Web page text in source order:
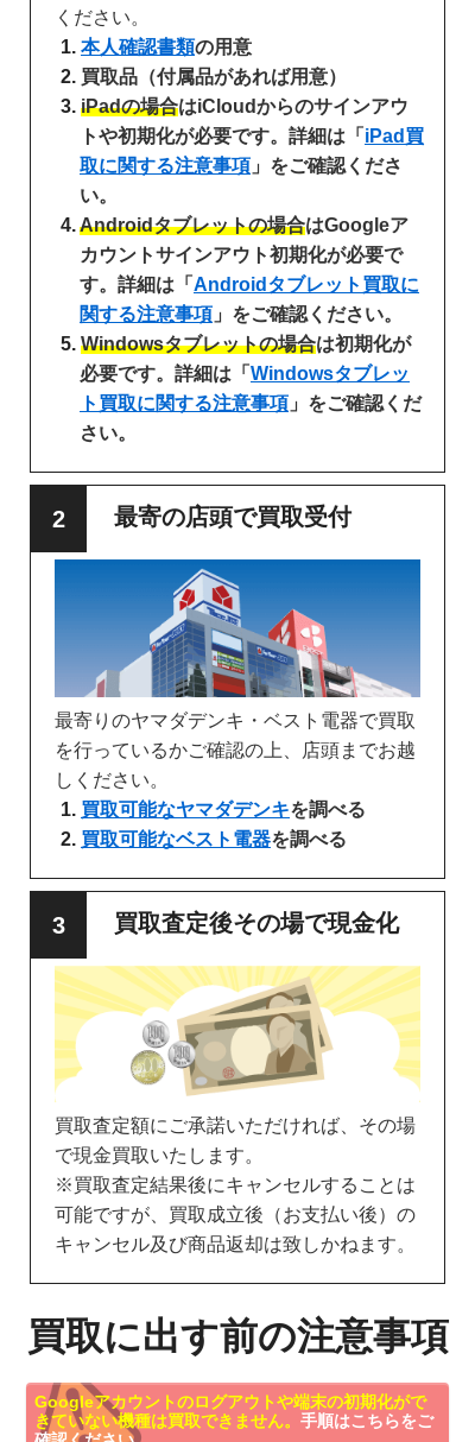
ください。
本人確認書類の用意
買取品（付属品があれば用意）
iPadの場合はiCloudからのサインアウ
トや初期化が必要です。詳細は「 iPad買
取に関する注意事項 」をご確認くださ
い。
Androidタブレットの場合はGoogleア
カウントサインアウト初期化が必要で
す。詳細は「 Androidタブレット買取に
関する注意事項 」をご確認ください。
Windowsタブレットの場合は初期化が
必要です。詳細は「 Windowsタブレッ
ト買取に関する注意事項 」をご確認くだ
さい。
最寄の店頭で買取受付
最寄りのヤマダデンキ・ベスト電器で買取
を行っているかご確認の上、店頭までお越
しください。
買取可能なヤマダデンキを調べる
買取可能なベスト電器を調べる
買取査定後その場で現金化
買取査定額にご承諾いただければ、その場
で現金買取いたします。
※買取査定結果後にキャンセルすることは
可能ですが、買取成立後（お支払い後）の
キャンセル及び商品返却は致しかねます。
買取に出す前の注意事項
Googleアカウントのログアウトや端末の初期化がで
きていない機種は買取できません。 手順はこちらをご